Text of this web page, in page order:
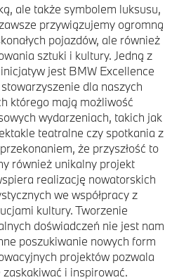
ale także symbolem luksusu,
przywiązujemy ogromną
pojazdów, ale również
sztuki i kultury. Jedną z
jest BMW Excellence
dla naszych
którego mają możliwość
wydarzeniach, takich jak
teatralne czy spotkania z
że przyszłość to
również unikalny projekt
realizację nowatorskich
we współpracy z
kultury. Tworzenie
doświadczeń nie jest nam
poszukiwanie nowych form
projektów pozwala
i inspirować.